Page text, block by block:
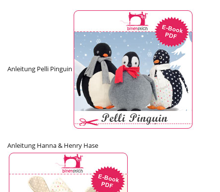
Anleitung Pelli Pinguin
Anleitung Hanna & Henry Hase